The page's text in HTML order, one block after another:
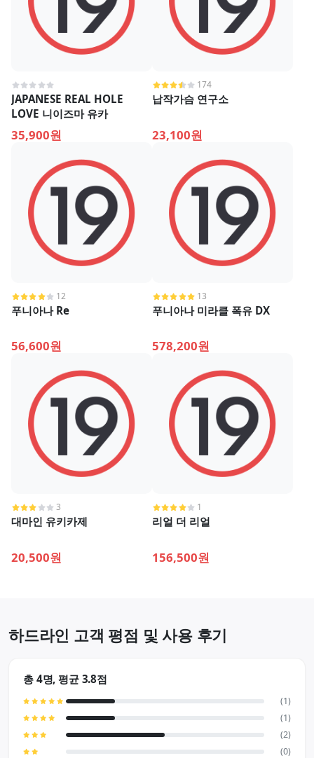
JAPANESE REAL HOLE
LOVE 니이즈마 유카
35,900원
174
납작가슴 연구소
23,100원
12
푸니아나 Re
56,600원
13
푸니아나 미라클 폭유 DX
578,200원
3
대마인 유키카제
20,500원
1
리얼 더 리얼
156,500원
하드라인 고객 평점 및 사용 후기
총 4명, 평균 3.8점
(1)
(1)
(2)
(0)